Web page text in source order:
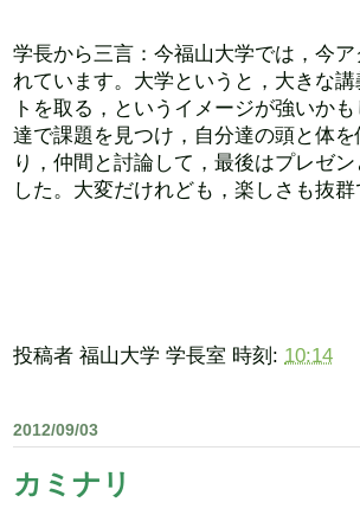
学長から三言：今福山大学では，今
れています。大学というと，大きな
トを取る，というイメージが強いか
達で課題を見つけ，自分達の頭と体
り，仲間と討論して，最後はプレゼ
した。大変だけれども，楽しさも抜
投稿者 福山大学 学長室 時刻: 10:14
2012/09/03
カミナリ